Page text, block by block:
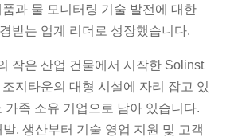
과 물 모니터링 기술 발전에 대한
받는 업계 리더로 성장했습니다.
작은 산업 건물에서 시작한 Solinst
지타운의 대형 시설에 자리 잡고 있
가족 소유 기업으로 남아 있습니다.
, 생산부터 기술 영업 지원 및 고객